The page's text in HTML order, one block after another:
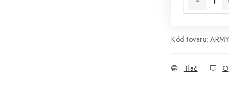
Kód tovaru:
Tlač